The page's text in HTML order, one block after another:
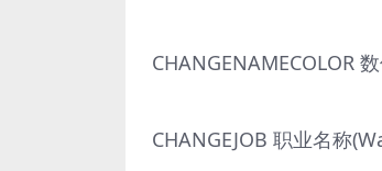
CHANGENAMECOLOR
CHANGEJOB 职业名称